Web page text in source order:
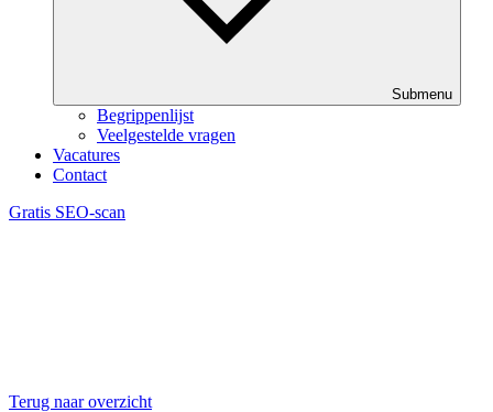
Submenu
Begrippenlijst
Veelgestelde vragen
Vacatures
Contact
Gratis SEO-scan
Terug naar overzicht